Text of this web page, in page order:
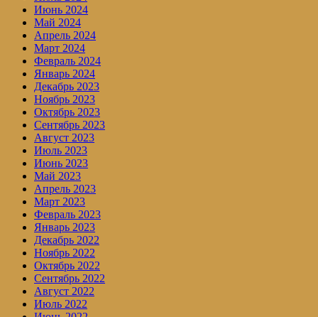
Июнь 2024
Май 2024
Апрель 2024
Март 2024
Февраль 2024
Январь 2024
Декабрь 2023
Ноябрь 2023
Октябрь 2023
Сентябрь 2023
Август 2023
Июль 2023
Июнь 2023
Май 2023
Апрель 2023
Март 2023
Февраль 2023
Январь 2023
Декабрь 2022
Ноябрь 2022
Октябрь 2022
Сентябрь 2022
Август 2022
Июль 2022